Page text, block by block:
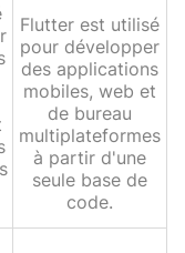
Flutter est utilisé
pour développer
des applications
mobiles, web et
de bureau
multiplateformes
à partir d'une
seule base de
code.